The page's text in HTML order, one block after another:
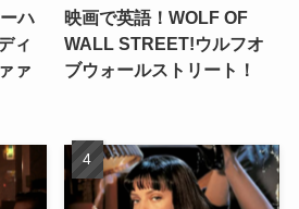
ハ
ィ
ァ
映画で英語！WOLF OF
WALL STREET!ウルフオ
ブウォールストリート！